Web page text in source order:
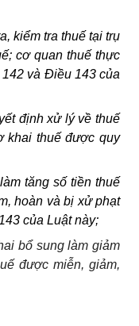
kiểm tra thuế tại trụ
cơ quan thuế thực
và Điều 143 của
định xử lý về thuế
khai thuế được quy
tăng số tiền thuế
hoàn và bị xử phạt
của Luật này;
bổ sung làm giảm
được miễn, giảm,